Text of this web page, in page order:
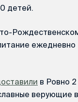
детей.
в Ровно
верующие